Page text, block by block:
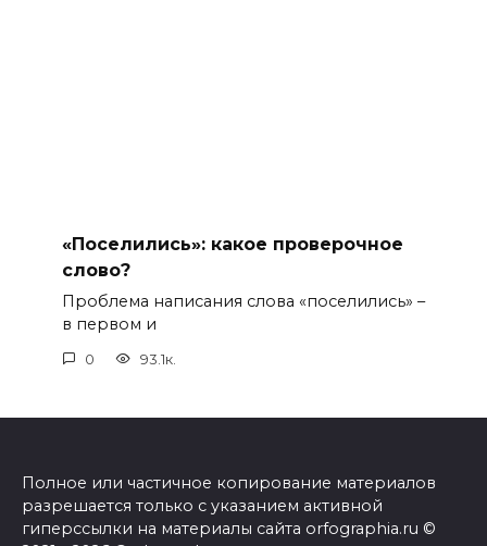
«Поселились»: какое проверочное
слово?
Проблема написания слова «поселились» –
в первом и
0 93.1к.
Полное или частичное копирование материалов
разрешается только с указанием активной
гиперссылки на материалы сайта orfographia.ru ©